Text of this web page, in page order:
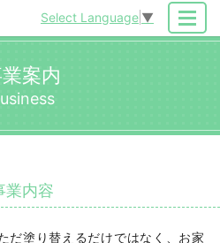
Select Language ▼
案内
業内容
だ塗り替えるだけではなく、お家